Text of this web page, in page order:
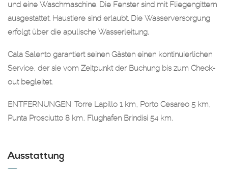
und eine Waschmaschine. Die Fenster sind mit Fliegengittern
ausgestattet. Haustiere sind erlaubt. Die Wasserversorgung
erfolgt über die apulische Wasserleitung.
Cala Salento garantiert seinen Gästen einen kontinuierlichen
Service, der sie vom Zeitpunkt der Buchung bis zum Check-
out begleitet.
ENTFERNUNGEN: Torre Lapillo 1 km, Porto Cesareo 5 km,
Punta Prosciutto 8 km, Flughafen Brindisi 54 km.
Ausstattung